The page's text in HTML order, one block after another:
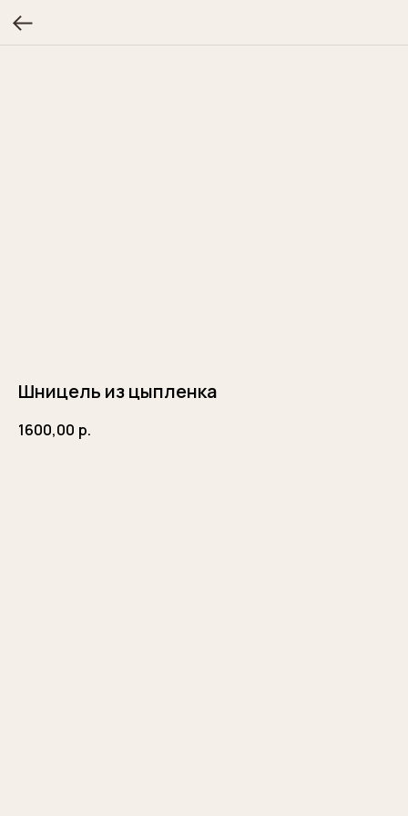
Шницель из цыпленка
1600,00 р.